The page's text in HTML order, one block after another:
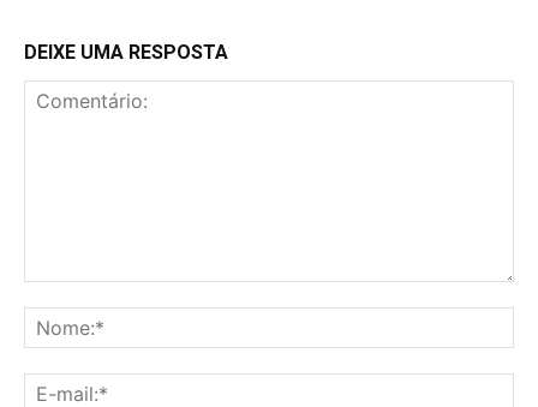
DEIXE UMA RESPOSTA